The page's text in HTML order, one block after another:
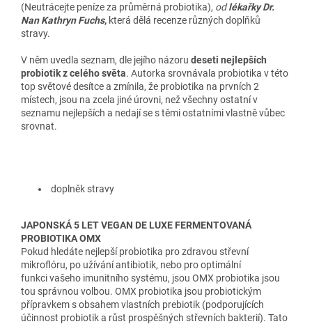
(Neutrácejte peníze za průměrná probiotika), od lékařky Dr.
Nan Kathryn Fuchs, která dělá recenze různých doplňků
stravy.
V něm uvedla seznam, dle jejího názoru deseti nejlepších
probiotik z celého světa. Autorka srovnávala probiotika v této
top světové desítce a zmínila, že probiotika na prvních 2
místech, jsou na zcela jiné úrovni, než všechny ostatní v
seznamu nejlepších a nedají se s těmi ostatními vlastně vůbec
srovnat.
doplněk stravy
JAPONSKÁ 5 LET VEGAN DE LUXE FERMENTOVANÁ
PROBIOTIKA OMX
Pokud hledáte nejlepší probiotika pro zdravou střevní
mikroflóru, po užívání antibiotik, nebo pro optimální
funkci vašeho imunitního systému, jsou OMX probiotika jsou
tou správnou volbou. OMX probiotika jsou probiotickým
přípravkem s obsahem vlastních prebiotik (podporujících
účinnost probiotik a růst prospěšných střevních bakterií). Tato